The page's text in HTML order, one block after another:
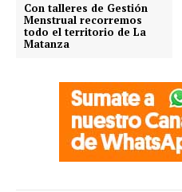
Con talleres de Gestión
Menstrual recorremos
todo el territorio de La
Matanza